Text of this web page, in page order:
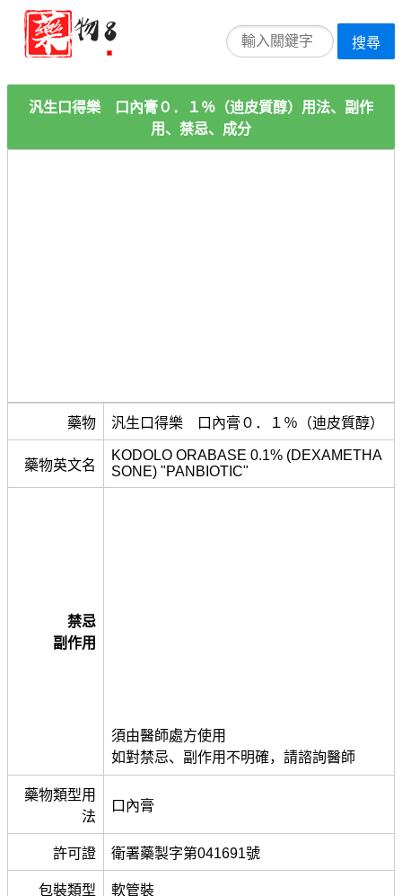
搜尋
汎生口得樂 口內膏０．１％（迪皮質醇）用法、副作
用、禁忌、成分
藥物 汎生口得樂 口內膏０．１％（迪皮質醇）
藥物英文名
KODOLO ORABASE 0.1% (DEXAMETHA
SONE) "PANBIOTIC"
禁忌
副作用
須由醫師處方使用
如對禁忌、副作用不明確，請諮詢醫師
藥物類型用
法
口內膏
許可證 衛署藥製字第041691號
包裝類型 軟管裝